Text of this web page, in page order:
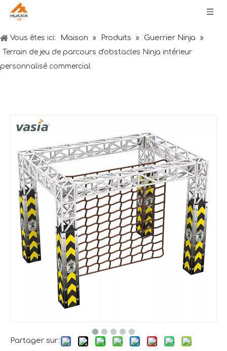
Vous êtes ici: Maison » Produits » Guerrier Ninja
»
Terrain de jeu de parcours d'obstacles Ninja intérieur
personnalisé commercial
Partager sur: